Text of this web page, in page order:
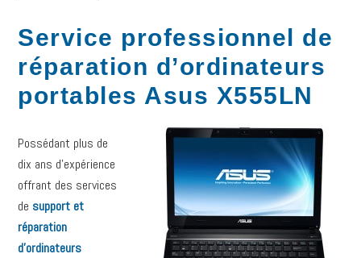
Service professionnel de
réparation d’ordinateurs
portables Asus X555LN
Possédant plus de
dix ans d’expérience
offrant des services
de support et
réparation
d’ordinateurs